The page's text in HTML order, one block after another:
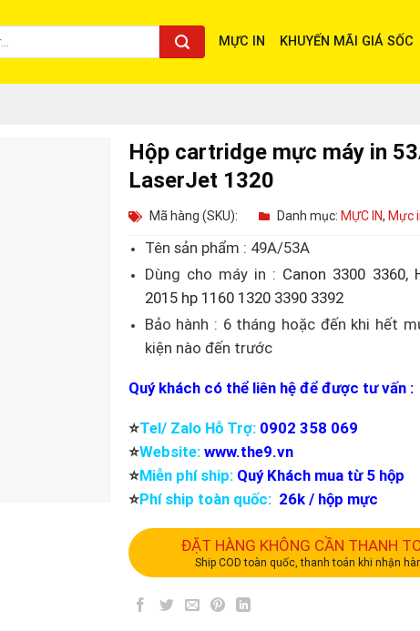
MỰC IN KHUYẾN MÃI GIÁ SỐC
Hộp cartridge mực máy in
LaserJet 1320
Mã hàng (SKU): Danh mục: MỰC IN, Mực
Tên sản phẩm : 49A/53A
Dùng cho máy in : Canon 3300 3360,
2015 hp 1160 1320 3390 3392
Bảo hành : 6 tháng hoặc đến khi hết
kiện nào đến trước
Quý khách có thể liên hệ để được tư vấn :
⭐️Tel/ Zalo Hỗ Trợ: 0902 358 069
⭐️Website: www.the9.vn
⭐️Miễn phí ship: Quý Khách mua từ 5 hộp
⭐️Phí ship toàn quốc: 26k / hộp mực
ĐẶT HÀNG KHÔNG CẦN THANH
Ship COD toàn quốc, thanh toán khi nhận